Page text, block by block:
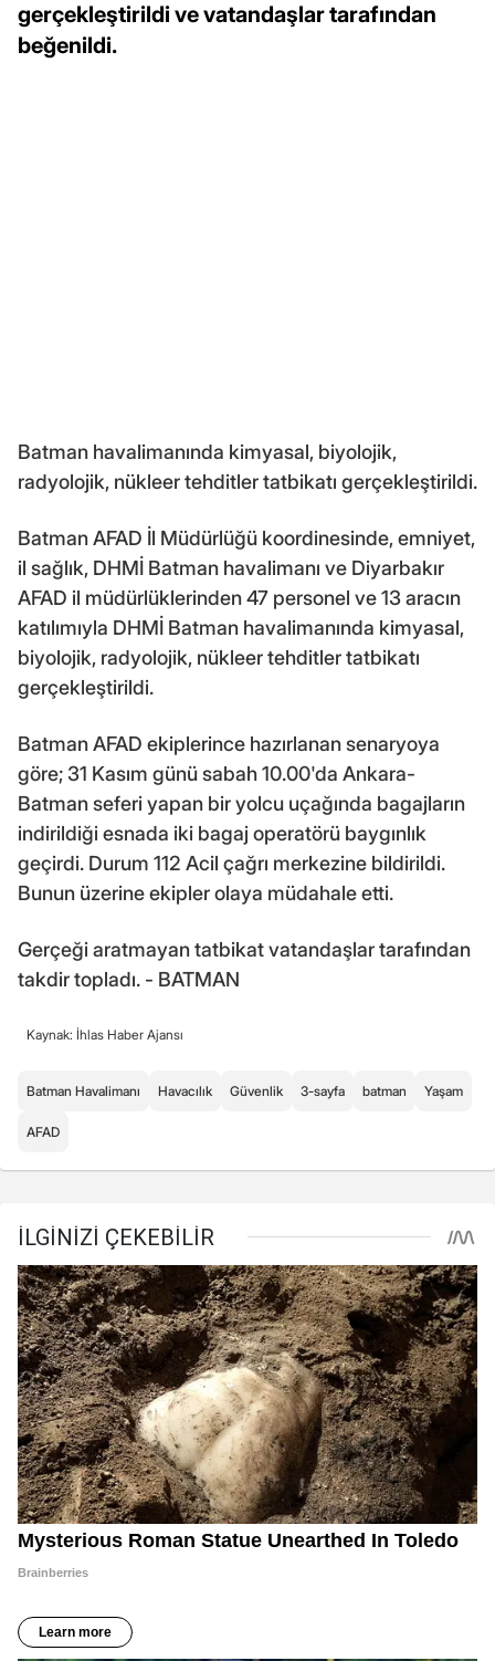
gerçekleştirildi ve vatandaşlar tarafından
beğenildi.
Batman havalimanında kimyasal, biyolojik,
radyolojik, nükleer tehditler tatbikatı gerçekleştirildi.
Batman AFAD İl Müdürlüğü koordinesinde, emniyet,
il sağlık, DHMİ Batman havalimanı ve Diyarbakır
AFAD il müdürlüklerinden 47 personel ve 13 aracın
katılımıyla DHMİ Batman havalimanında kimyasal,
biyolojik, radyolojik, nükleer tehditler tatbikatı
gerçekleştirildi.
Batman AFAD ekiplerince hazırlanan senaryoya
göre; 31 Kasım günü sabah 10.00'da Ankara-
Batman seferi yapan bir yolcu uçağında bagajların
indirildiği esnada iki bagaj operatörü baygınlık
geçirdi. Durum 112 Acil çağrı merkezine bildirildi.
Bunun üzerine ekipler olaya müdahale etti.
Gerçeği aratmayan tatbikat vatandaşlar tarafından
takdir topladı. - BATMAN
Kaynak: İhlas Haber Ajansı
Batman Havalimanı Havacılık Güvenlik 3-sayfa batman Yaşam
AFAD